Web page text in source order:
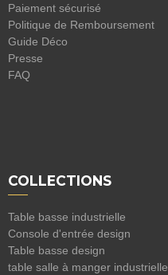
Paiement sécurisé
Politique de Remboursement
Guide Déco
Presse
FAQ
COLLECTIONS
Table basse industrielle
Console d'entrée design
Table basse design
table salle à manger industrielle